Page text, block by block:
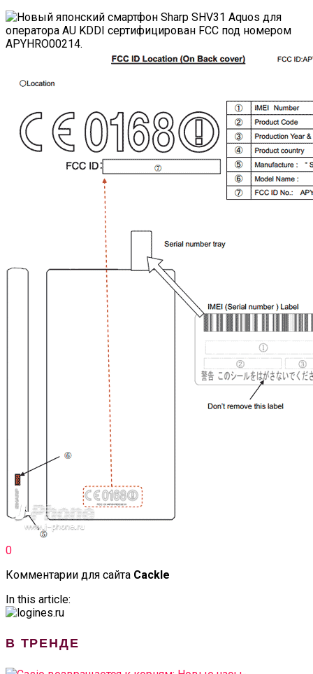
0
Комментарии для сайта Cackle
In this article:
В ТРЕНДЕ